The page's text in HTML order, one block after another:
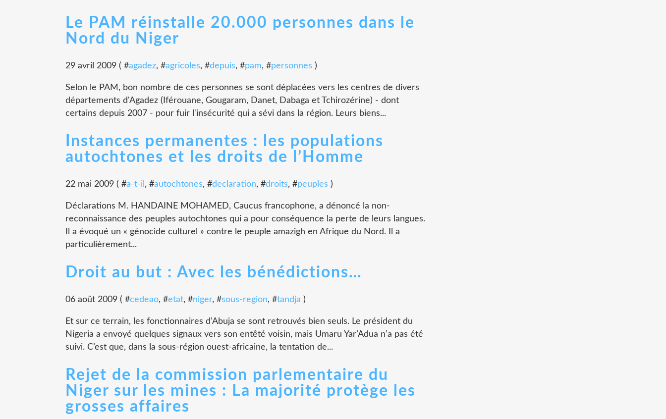
Le PAM réinstalle 20.000 personnes dans le
Nord du Niger
29 avril 2009 ( #agadez, #agricoles, #depuis, #pam, #personnes )
Selon le PAM, bon nombre de ces personnes se sont déplacées vers les centres de divers
départements d'Agadez (Iférouane, Gougaram, Danet, Dabaga et Tchirozérine) - dont
certains depuis 2007 - pour fuir l'insécurité qui a sévi dans la région. Leurs biens...
Instances permanentes : les populations
autochtones et les droits de l’Homme
22 mai 2009 ( #a-t-il , #autochtones, #declaration, #droits, #peuples )
Déclarations M. HANDAINE MOHAMED, Caucus francophone, a dénoncé la non-
reconnaissance des peuples autochtones qui a pour conséquence la perte de leurs langues.
Il a évoqué un « génocide culturel » contre le peuple amazigh en Afrique du Nord. Il a
particulièrement...
Droit au but : Avec les bénédictions…
06 août 2009 ( #cedeao, #etat, #niger, #sous-region, #tandja )
Et sur ce terrain, les fonctionnaires d’Abuja se sont retrouvés bien seuls. Le président du
Nigeria a envoyé quelques signaux vers son entêté voisin, mais Umaru Yar’Adua n’a pas été
suivi. C’est que, dans la sous-région ouest-africaine, la tentation de...
Rejet de la commission parlementaire du
Niger sur les mines : La majorité protège les
grosses affaires